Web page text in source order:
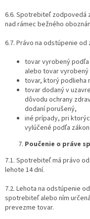
6.6. Spotrebiteľ zodpovedá
nad rámec bežného
6.7. Právo na odstúpenie od
tovar vyrobený
alebo tovar vyrobený
tovar, ktorý podlieha
tovar dodaný v
dôvodu ochrany
dodaní porušený,
iné prípady, pri
vylúčené podľa
Poučenie o práve
7.1. Spotrebiteľ má právo
lehote 14 dní.
7.2. Lehota na odstúpenie
spotrebiteľ alebo ním
prevezme tovar.